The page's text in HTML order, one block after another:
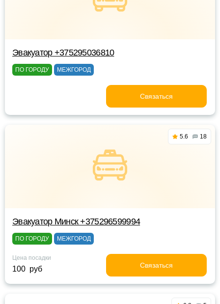
Эвакуатор +375295036810
ПО ГОРОДУ МЕЖГОРОД
Связаться
5.6 18
Эвакуатор Минск +375296599994
ПО ГОРОДУ МЕЖГОРОД
Цена посадки
100 руб Связаться